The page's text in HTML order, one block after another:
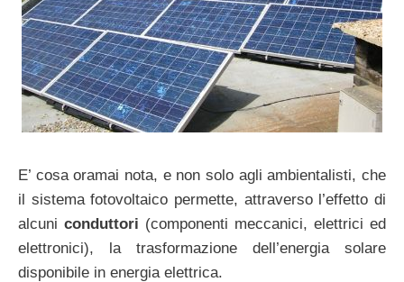
E’ cosa oramai nota, e non solo agli ambientalisti, che
il sistema fotovoltaico permette, attraverso l’effetto di
alcuni conduttori (componenti meccanici, elettrici ed
elettronici), la trasformazione dell’energia solare
disponibile in energia elettrica.